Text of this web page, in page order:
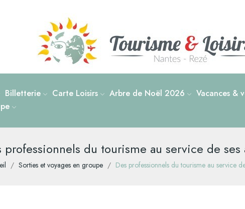
Billetterie Carte Loisirs Arbre de Noël 2026
Vacances &
professionnels du tourisme au service de ses
Sorties et voyages en groupe Des professionnels du tourisme au service